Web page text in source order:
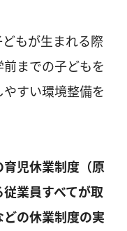
もが生まれる際
までの子どもを
すい環境整備を
児休業制度（原
業員すべてが取
の休業制度の実